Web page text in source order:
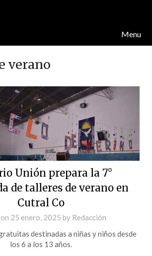
Menu
verano
Unión prepara la 7°
de talleres de verano en
Cutral Co
25 enero, 2025 by Redacción
destinadas a niñas y niños desde
los 6 a los 13 años.